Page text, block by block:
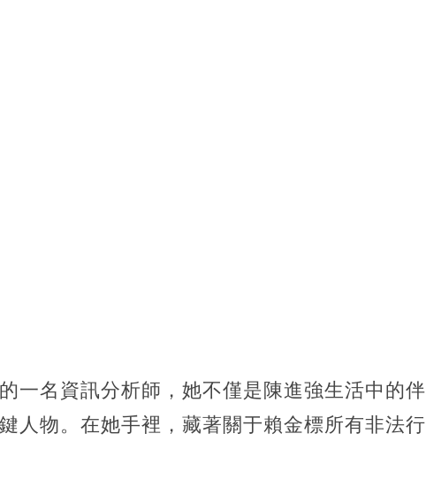
一名資訊分析師，她不僅是陳進強生活中的伴
人物。在她手裡，藏著關于賴金標所有非法行